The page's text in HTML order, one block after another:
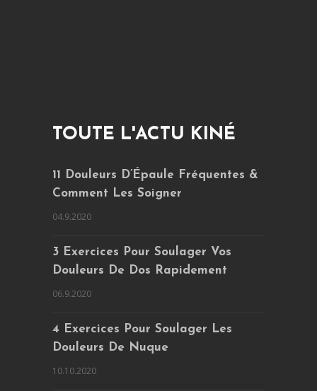
TOUTE L'ACTU KINÉ
11 Douleurs D’Épaule Fréquentes &
Comment Les Soigner
04.9.2020
3 Exercices Pour Soulager Vos
Douleurs De Dos Rapidement
06.9.2020
4 Exercices Pour Soulager Les
Douleurs De Nuque
10.10.2020